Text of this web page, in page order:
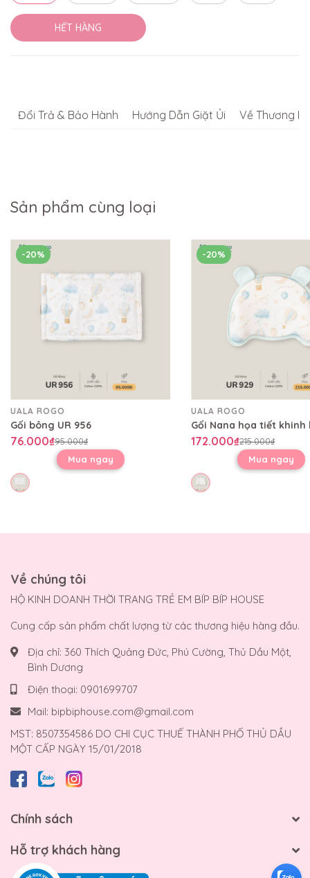
HẾT HÀNG
Đổi Trả & Bảo Hành Hướng Dẫn Giặt Ủi Về Thương
Sản phẩm cùng loại
-20%
UALA ROGO
Gối bông UR 956
76.000₫95.000₫
Mua ngay
-20%
UALA ROGO
172.000₫215.000₫
Mua ngay
Về chúng tôi
HỘ KINH DOANH THỜI TRANG TRẺ EM BÍP BÍP HOUSE
Cung cấp sản phẩm chất lượng từ các thương hiệu hàng đầu.
Địa chỉ: 360 Thích Quảng Đức, Phú Cường, Thủ Dầu Một,
Bình Dương
Điện thoại: 0901699707
Mail: bipbiphouse.com@gmail.com
MST: 8507354586 DO CHI CỤC THUẾ THÀNH PHỐ THỦ DẦU
MỘT CẤP NGÀY 15/01/2018
Chính sách
Hỗ trợ khách hàng